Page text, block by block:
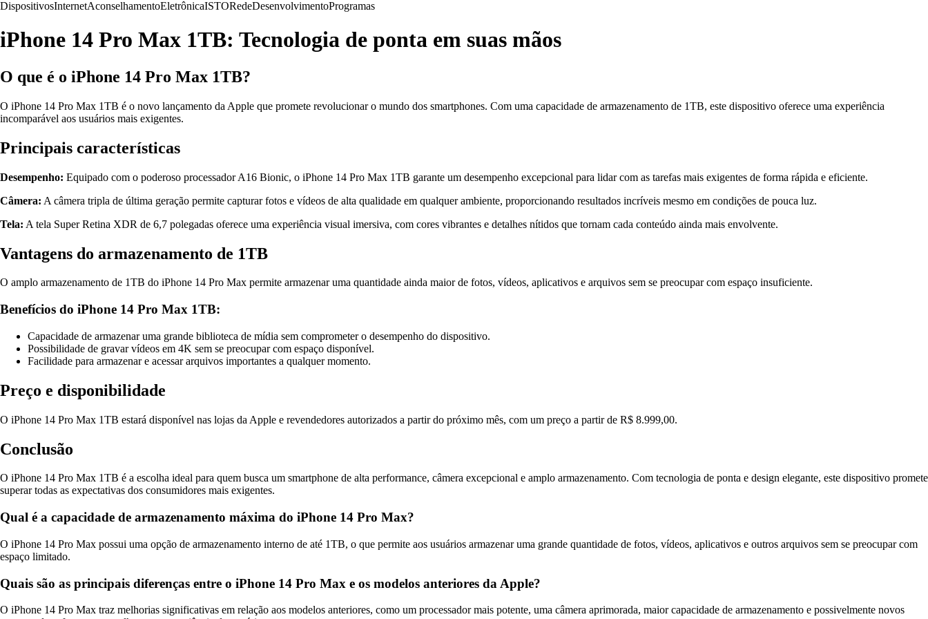
DispositivosInternetAconselhamentoEletrônicaISTORedeDesenvolvimentoProgramas
iPhone 14 Pro Max 1TB: Tecnologia de ponta em suas mãos
O que é o iPhone 14 Pro Max 1TB?
O iPhone 14 Pro Max 1TB é o novo lançamento da Apple que promete revolucionar o mundo dos smartphones. Com uma capacidade de armazenamento de 1TB, este dispositivo oferece uma experiência
incomparável aos usuários mais exigentes.
Principais características
Desempenho: Equipado com o poderoso processador A16 Bionic, o iPhone 14 Pro Max 1TB garante um desempenho excepcional para lidar com as tarefas mais exigentes de forma rápida e eficiente.
Câmera: A câmera tripla de última geração permite capturar fotos e vídeos de alta qualidade em qualquer ambiente, proporcionando resultados incríveis mesmo em condições de pouca luz.
Tela: A tela Super Retina XDR de 6,7 polegadas oferece uma experiência visual imersiva, com cores vibrantes e detalhes nítidos que tornam cada conteúdo ainda mais envolvente.
Vantagens do armazenamento de 1TB
O amplo armazenamento de 1TB do iPhone 14 Pro Max permite armazenar uma quantidade ainda maior de fotos, vídeos, aplicativos e arquivos sem se preocupar com espaço insuficiente.
Benefícios do iPhone 14 Pro Max 1TB:
Capacidade de armazenar uma grande biblioteca de mídia sem comprometer o desempenho do dispositivo.
Possibilidade de gravar vídeos em 4K sem se preocupar com espaço disponível.
Facilidade para armazenar e acessar arquivos importantes a qualquer momento.
Preço e disponibilidade
O iPhone 14 Pro Max 1TB estará disponível nas lojas da Apple e revendedores autorizados a partir do próximo mês, com um preço a partir de R$ 8.999,00.
Conclusão
O iPhone 14 Pro Max 1TB é a escolha ideal para quem busca um smartphone de alta performance, câmera excepcional e amplo armazenamento. Com tecnologia de ponta e design elegante, este dispositivo promete
superar todas as expectativas dos consumidores mais exigentes.
Qual é a capacidade de armazenamento máxima do iPhone 14 Pro Max?
O iPhone 14 Pro Max possui uma opção de armazenamento interno de até 1TB, o que permite aos usuários armazenar uma grande quantidade de fotos, vídeos, aplicativos e outros arquivos sem se preocupar com
espaço limitado.
Quais são as principais diferenças entre o iPhone 14 Pro Max e os modelos anteriores da Apple?
O iPhone 14 Pro Max traz melhorias significativas em relação aos modelos anteriores, como um processador mais potente, uma câmera aprimorada, maior capacidade de armazenamento e possivelmente novos